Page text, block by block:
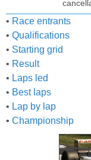
• Race entrants
• Qualifications
• Starting grid
• Result
• Laps led
• Best laps
• Lap by lap
• Championship